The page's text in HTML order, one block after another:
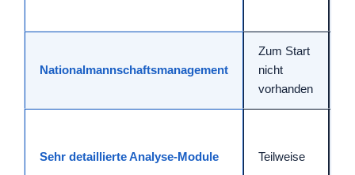
Nationalmannschaftsmanagement
Zum Start
nicht
vorhanden
Sehr detaillierte Analyse-Module Teilweise